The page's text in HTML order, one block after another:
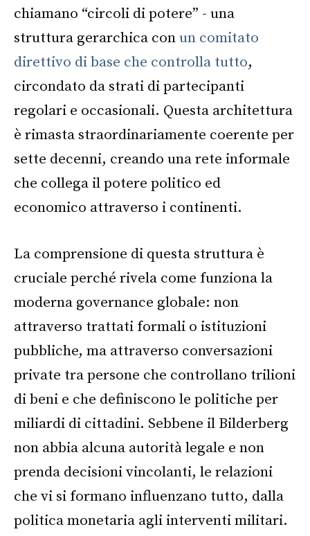
chiamano “circoli di potere” - una
struttura gerarchica conun comitato
direttivo di base che controlla tutto,
circondato da strati di partecipanti
regolari e occasionali. Questa architettura
è rimasta straordinariamente coerente per
sette decenni, creando una rete informale
che collega il potere politico ed
economico attraverso i continenti.
La comprensione di questa struttura è
cruciale perché rivela come funziona la
moderna governance globale: non
attraverso trattati formali o istituzioni
pubbliche, ma attraverso conversazioni
private tra persone che controllano trilioni
di beni e che definiscono le politiche per
miliardi di cittadini. Sebbene il Bilderberg
non abbia alcuna autorità legale e non
prenda decisioni vincolanti, le relazioni
che vi si formano influenzano tutto, dalla
politica monetaria agli interventi militari.